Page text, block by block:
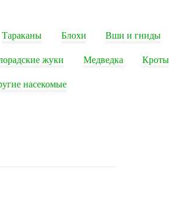
Тараканы Блохи Вши и гниды
жуки Медведка Кроты
насекомые